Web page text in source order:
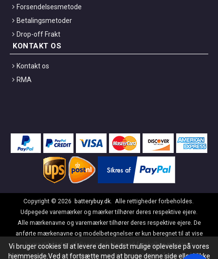
Forsendelsesmetode
Betalingsmetoder
Drop-off Frakt
KONTAKT OS
Kontakt os
RMA
Copyright © 2026 batterybuy.dk. Alle rettigheder forbeholdes.
Udpegede varemærker og mærker tilhører deres respektive ejere.
Alle mærkenavne og varemærker tilhører deres respektive ejere. De
anførte mærkenavne og modelbetegnelser er kun beregnet til at vise
kompatibiliteten af disse produkter med forskellige maskiner.
batterybuy.dk er ikke tilknyttet de originale producenter af nogen af disse
Vi bruger cookies til at levere den bedst mulige oplevelse på vores
hjemmeside.Ved at fortsætte med at bruge denne side eller klikke